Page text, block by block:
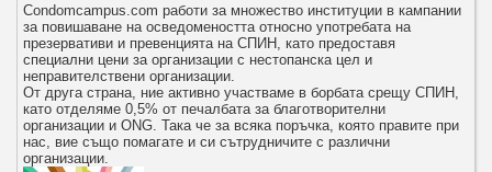
Condomcampus.com работи за множество институции в кампании
за повишаване на осведомеността относно употребата на
презервативи и превенцията на СПИН, като предоставя
специални цени за организации с нестопанска цел и
неправителствени организации.
От друга страна, ние активно участваме в борбата срещу СПИН,
като отделяме 0,5% от печалбата за благотворителни
организации и ONG. Така че за всяка поръчка, която правите при
нас, вие също помагате и си сътрудничите с различни
организации.